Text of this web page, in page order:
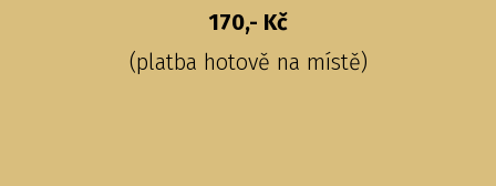
170,- Kč
(platba hotově na místě)